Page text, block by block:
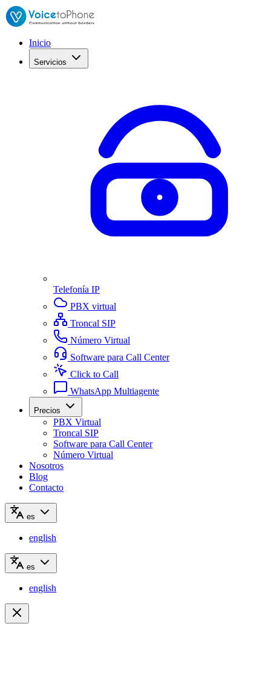
Inicio
Servicios
Telefonía IP
PBX virtual
Troncal SIP
Número Virtual
Software para Call Center
Click to Call
WhatsApp Multiagente
Precios
PBX Virtual
Troncal SIP
Software para Call Center
Número Virtual
Nosotros
Blog
Contacto
es
english
es
english